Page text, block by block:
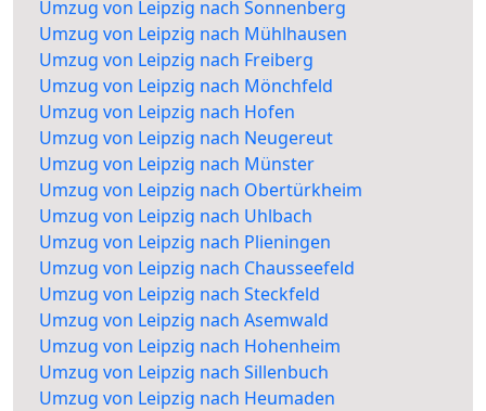
Umzug von Leipzig nach Sonnenberg
Umzug von Leipzig nach Mühlhausen
Umzug von Leipzig nach Freiberg
Umzug von Leipzig nach Mönchfeld
Umzug von Leipzig nach Hofen
Umzug von Leipzig nach Neugereut
Umzug von Leipzig nach Münster
Umzug von Leipzig nach Obertürkheim
Umzug von Leipzig nach Uhlbach
Umzug von Leipzig nach Plieningen
Umzug von Leipzig nach Chausseefeld
Umzug von Leipzig nach Steckfeld
Umzug von Leipzig nach Asemwald
Umzug von Leipzig nach Hohenheim
Umzug von Leipzig nach Sillenbuch
Umzug von Leipzig nach Heumaden